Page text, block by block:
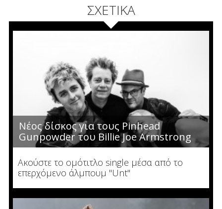
ΣΧΕΤΙΚΑ
Νέος δίσκος για τους Pinhead
Gunpowder του Billie Joe Armstrong
Ακούστε το ομότιτλο single μέσα από το
επερχόμενο άλμπουμ "Unt"